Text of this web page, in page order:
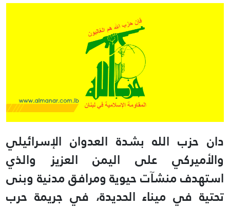
دان حزب الله بشدة العدوان الإسرائيلي
والأميركي على اليمن العزيز والذي
استهدف منشآت حيوية ومرافق مدنية ‏وبنى
تحتية في ميناء الحديدة، في جريمة حرب